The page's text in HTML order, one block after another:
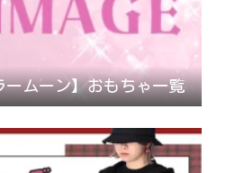
ームーン】おもちゃ一覧